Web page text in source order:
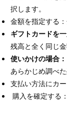
択します。
金額を指定する
ギフトカードを
残高と全く同じ
使いかけの場合：
あらかじめ調べ
支払い方法にカ
購入を確定する